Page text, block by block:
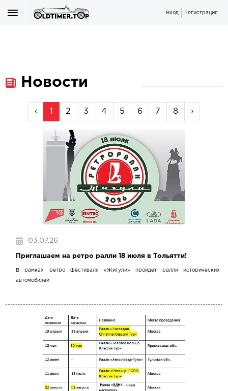
Вход Регистрация
Новости
‹ 2 3 4 5 6 7 8 ›
03.07.26
Приглашаем на ретро ралли 18 июля в Тольятти!
В рамках ретро фестиваля «Жигули» пройдет ралли исторических
автомобилей